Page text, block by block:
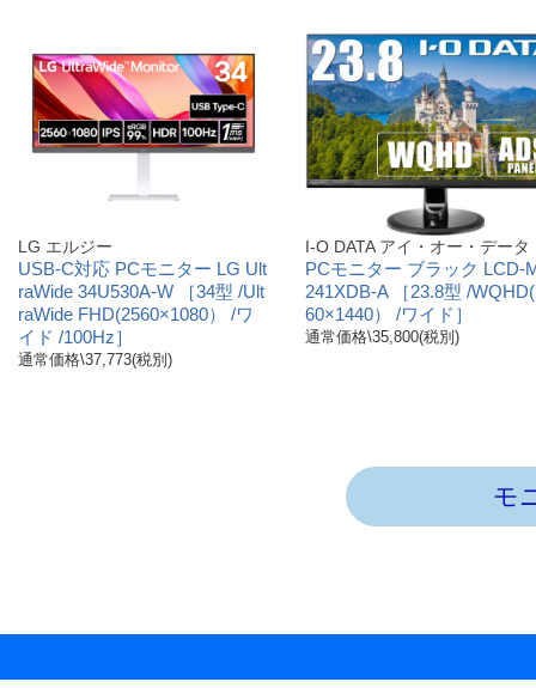
LG エルジー
USB-C対応 PCモニター LG Ult
raWide 34U530A-W ［34型 /Ult
raWide FHD(2560×1080） /ワ
イド /100Hz］
通常価格\37,773(税別)
I-O DATA アイ・オー・データ
PCモニター ブラック LCD-
241XDB-A ［23.8型 /
60×1440） /ワイド］
通常価格\35,800(税別)
モ